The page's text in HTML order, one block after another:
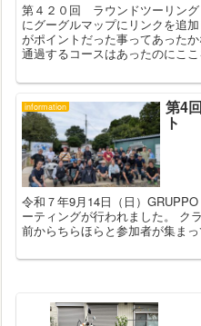
第４２０回 ラウンドツーリン
にグーグルマップにリンクを追
がポイントだった事ってあった
通過するコースはあったのにこ
information 第4
ト
令和７年9月14日（日）
ーティングが行われました。 ク
前からちらほらと参加者が集ま